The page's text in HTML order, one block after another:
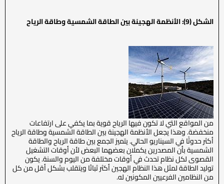
الشكل (9): الأنظمة الهجينة بين الطاقة الشمسية وطاقة الرياح
من المواقع التي لا تكون فيها الرياح قوية بما يكفي على ارتفاعات
منخفضة. وهذا يجعل الأنظمة الهجينة بين الطاقة الشمسية وطاقة الرياح
أكثر حدوثًا في السيناريو الحالي. يتميز الجمع بين طاقة الرياح والطاقة
الشمسية بأن المصدرين يكملان بعضهما البعض لأن أوقات التشغيل
القصوى لكل نظام تحدث في أوقات مختلفة من اليوم والسنة. يكون
توليد الطاقة لمثل هذا النظام الهجين أكثر ثباتًا ويتقلب بشكل أقل من كل
من النظامين الفرعيين المكونين له.